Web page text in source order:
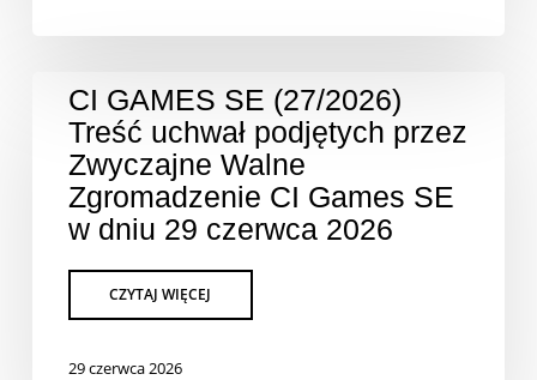
CI GAMES SE (27/2026)
Treść uchwał podjętych przez
Zwyczajne Walne
Zgromadzenie CI Games SE
w dniu 29 czerwca 2026
29 czerwca 2026